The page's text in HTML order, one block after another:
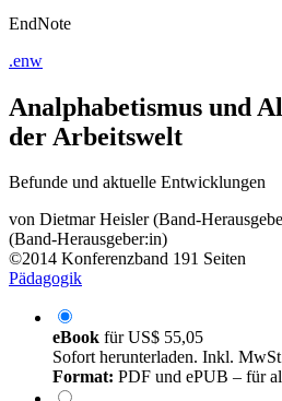
EndNote
.enw
Analphabetismus und
der Arbeitswelt
Befunde und aktuelle Entwicklungen
von Dietmar Heisler (Band-
(Band-Herausgeber:in)
©2014 Konferenzband 191 Seiten
Pädagogik
eBook fürUS$ 55,05
Sofort herunterladen. Inkl.
Format: PDF und ePUB – für